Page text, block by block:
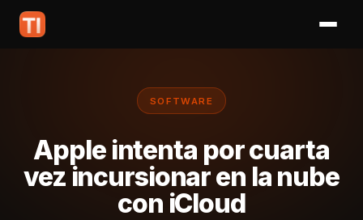
SOFTWARE
Apple intenta por cuarta
vez incursionar en la nube
con iCloud